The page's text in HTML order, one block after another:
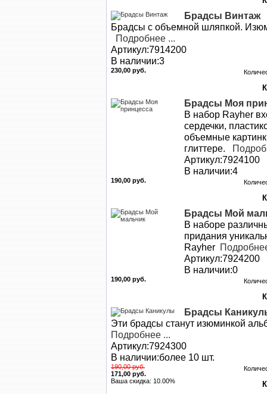
Брадсы Винтаж
Брадсы с объемной шляпкой.
Подробнее ...
Артикул:7914200
В наличии:3
230,00 руб.
Брадсы Моя
В набор Rayher
сердечки,
объемные
глиттере.
Артикул:7924100
В наличии:4
190,00 руб.
Брадсы Мой
В наборе
придания
Rayher
Артикул:7924200
В наличии:0
190,00 руб.
Брадсы
Эти брадсы станут изюминкой
Подробнее ...
Артикул:7924300
В наличии:более 10 шт.
190,00 руб.
171,00 руб.
Ваша скидка: 10.00%